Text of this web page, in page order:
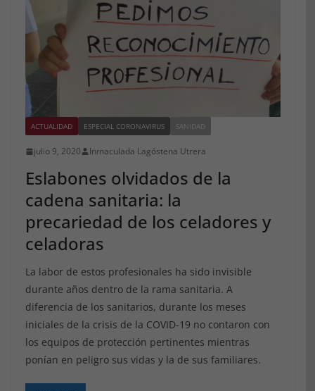
ACTUALIDAD ESPECIAL CORONAVIRUS SANIDAD
julio 9, 2020 Inmaculada Lagóstena Utrera
Eslabones olvidados de la
cadena sanitaria: la
precariedad de los celadores y
celadoras
La labor de estos profesionales ha sido invisible
durante años dentro de la rama sanitaria. A
diferencia de los sanitarios, durante los meses
iniciales de la crisis de la COVID-19 no contaron con
los equipos de protección pertinentes mientras
ponían en peligro sus vidas y la de sus familiares.